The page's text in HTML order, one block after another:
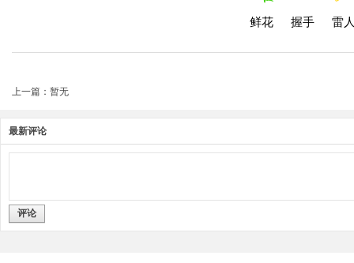
鲜花 握手 雷
上一篇：暂无
最新评论
评论